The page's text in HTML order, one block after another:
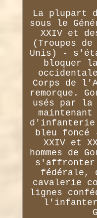
La plupart
sous le
XXIV et
(Troupes
Unis) -
bloquer
Corps de
remorque.
usés par
d'infanterie
bleu foncé
XXIV et
hommes de
fédérale,
cavalerie
lignes